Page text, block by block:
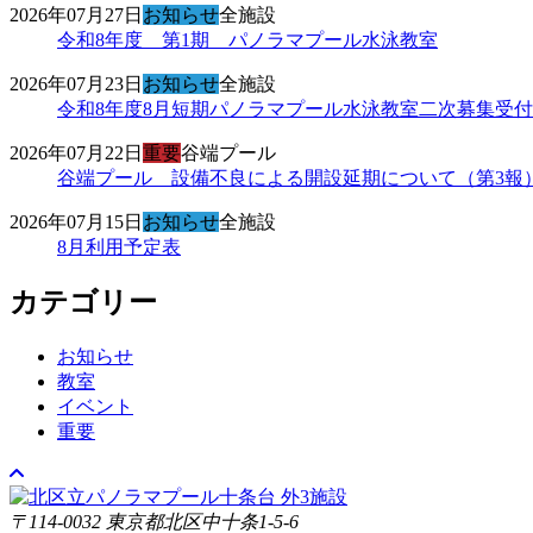
2026年07月27日 お知らせ全施設
令和8年度 第1期 パノラマプール水泳教室
2026年07月23日 お知らせ全施設
令和8年度8月短期パノラマプール水泳教室二次募集受
2026年07月22日 重要谷端プール
谷端プール 設備不良による開設延期について（第3報）
2026年07月15日 お知らせ全施設
8月利用予定表
カテゴリー
お知らせ
教室
イベント
重要
〒114-0032 東京都北区中十条1-5-6